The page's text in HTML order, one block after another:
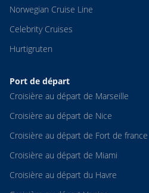
Norwegian Cruise Line
Celebrity Cruises
Hurtigruten
Port de départ
Croisière au départ de Marseille
Croisière au départ de Nice
Croisière au départ de Fort de france
Croisière au départ de Miami
Croisière au départ du Havre